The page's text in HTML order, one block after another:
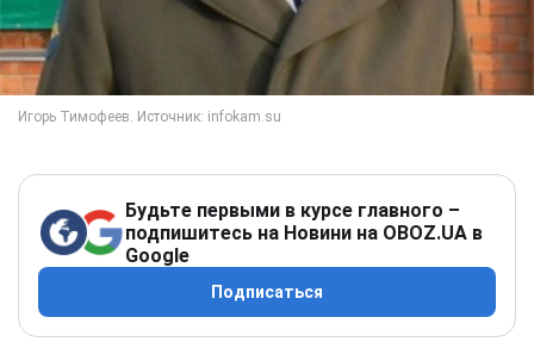
Будьте первыми в курсе главного –
подпишитесь на Новини на OBOZ.UA в
Google
Подписаться